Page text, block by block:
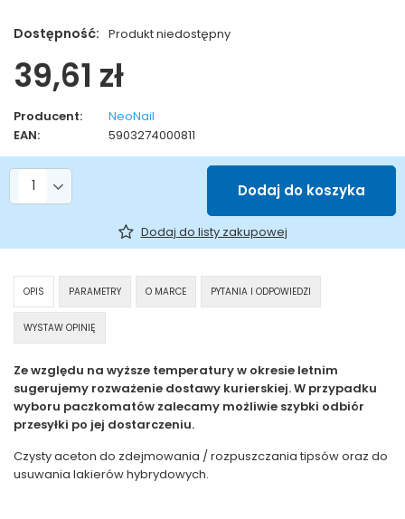
Dostępność: Produkt niedostępny
39,61 zł
Producent:
NeoNail
EAN:
5903274000811
Liczba produktów
Dodaj do koszyka
Dodaj do listy zakupowej
OPIS PARAMETRY O MARCE PYTANIA I ODPOWIEDZI
WYSTAW OPINIĘ
Ze względu na wyższe temperatury w okresie letnim
sugerujemy rozważenie dostawy kurierskiej. W przypadku
wyboru paczkomatów zalecamy możliwie szybki odbiór
przesyłki po jej dostarczeniu.
Czysty aceton do zdejmowania / rozpuszczania tipsów oraz do
usuwania lakierów hybrydowych.